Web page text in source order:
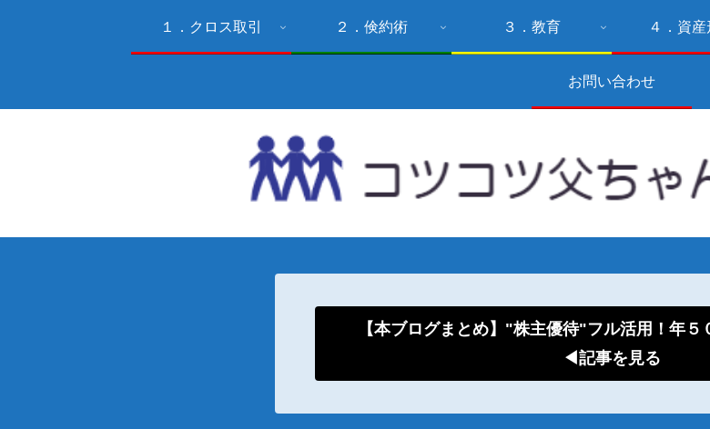
１．クロス取引 ２．倹約術 ３．教育 ４．資
お問い合わせ
【本ブログまとめ】"株主優待"フル活用！年
◀記事を見る